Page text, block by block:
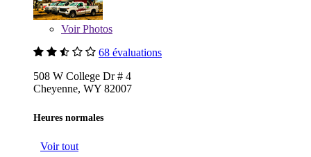
VoirPhotos
68 évaluations
508 W College Dr # 4
Cheyenne, WY 82007
Heures normales
Voir tout